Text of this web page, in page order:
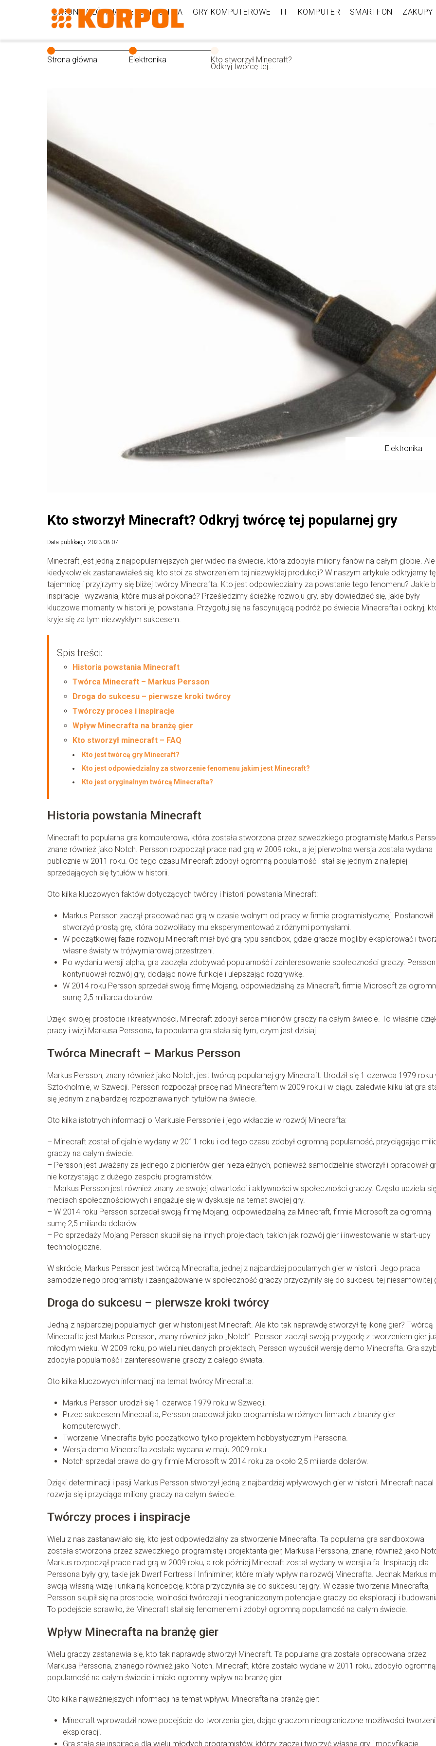
STRONA GŁÓWNA ELEKTRONIKA GRY KOMPUTEROWE IT KOMPUTER SMARTFON ZAKUPY
Strona główna Elektronika Kto stworzył Minecraft?
Odkryj twórcę tej
popularnej gry
Elektronika
Kto stworzył Minecraft? Odkryj twórcę tej popularnej gry
Data publikacji: 2023-08-07
Minecraft jest jedną z najpopularniejszych gier wideo na świecie, która zdobyła miliony fanów na całym globie.
kiedykolwiek zastanawiałeś się, kto stoi za stworzeniem tej niezwykłej produkcji? W naszym artykule odkryjemy tę
tajemnicę i przyjrzymy się bliżej twórcy Minecrafta. Kto jest odpowiedzialny za powstanie tego fenomenu? Jakie
inspiracje i wyzwania, które musiał pokonać? Prześledzimy ścieżkę rozwoju gry, aby dowiedzieć się, jakie były
kluczowe momenty w historii jej powstania. Przygotuj się na fascynującą podróż po świecie Minecrafta i odkryj,
kryje się za tym niezwykłym sukcesem.
Spis treści:
Historia powstania Minecraft
Twórca Minecraft – Markus Persson
Droga do sukcesu – pierwsze kroki twórcy
Twórczy proces i inspiracje
Wpływ Minecrafta na branżę gier
Kto stworzył minecraft – FAQ
Kto jest twórcą gry Minecraft?
Kto jest odpowiedzialny za stworzenie fenomenu jakim jest Minecraft?
Kto jest oryginalnym twórcą Minecrafta?
Historia powstania Minecraft
Minecraft to popularna gra komputerowa, która została stworzona przez szwedzkiego programistę Markus
znane również jako Notch. Persson rozpoczął prace nad grą w 2009 roku, a jej pierwotna wersja została wydana
publicznie w 2011 roku. Od tego czasu Minecraft zdobył ogromną popularność i stał się jednym z najlepiej
sprzedających się tytułów w historii.
Oto kilka kluczowych faktów dotyczących twórcy i historii powstania Minecraft:
Markus Persson zaczął pracować nad grą w czasie wolnym od pracy w firmie programistycznej. Postanowił
stworzyć prostą grę, która pozwoliłaby mu eksperymentować z różnymi pomysłami.
W początkowej fazie rozwoju Minecraft miał być grą typu sandbox, gdzie gracze mogliby eksplorować i
własne światy w trójwymiarowej przestrzeni.
Po wydaniu wersji alpha, gra zaczęła zdobywać popularność i zainteresowanie społeczności graczy. Persson
kontynuował rozwój gry, dodając nowe funkcje i ulepszając rozgrywkę.
W 2014 roku Persson sprzedał swoją firmę Mojang, odpowiedzialną za Minecraft, firmie Microsoft za
sumę 2,5 miliarda dolarów.
Dzięki swojej prostocie i kreatywności, Minecraft zdobył serca milionów graczy na całym świecie. To właśnie
pracy i wizji Markusa Perssona, ta popularna gra stała się tym, czym jest dzisiaj.
Twórca Minecraft – Markus Persson
Markus Persson, znany również jako Notch, jest twórcą popularnej gry Minecraft. Urodził się 1 czerwca 1979 roku
Sztokholmie, w Szwecji. Persson rozpoczął pracę nad Minecraftem w 2009 roku i w ciągu zaledwie kilku lat gra
się jednym z najbardziej rozpoznawalnych tytułów na świecie.
Oto kilka istotnych informacji o Markusie Perssonie i jego wkładzie w rozwój Minecrafta:
– Minecraft został oficjalnie wydany w 2011 roku i od tego czasu zdobył ogromną popularność, przyciągając
graczy na całym świecie.
– Persson jest uważany za jednego z pionierów gier niezależnych, ponieważ samodzielnie stworzył i opracował
nie korzystając z dużego zespołu programistów.
– Markus Persson jest również znany ze swojej otwartości i aktywności w społeczności graczy. Często udziela
mediach społecznościowych i angażuje się w dyskusje na temat swojej gry.
– W 2014 roku Persson sprzedał swoją firmę Mojang, odpowiedzialną za Minecraft, firmie Microsoft za ogromną
sumę 2,5 miliarda dolarów.
– Po sprzedaży Mojang Persson skupił się na innych projektach, takich jak rozwój gier i inwestowanie w start-upy
technologiczne.
W skrócie, Markus Persson jest twórcą Minecrafta, jednej z najbardziej popularnych gier w historii. Jego praca
samodzielnego programisty i zaangażowanie w społeczność graczy przyczyniły się do sukcesu tej niesamowitej
Droga do sukcesu – pierwsze kroki twórcy
Jedną z najbardziej popularnych gier w historii jest Minecraft. Ale kto tak naprawdę stworzył tę ikonę gier? Twórcą
Minecrafta jest Markus Persson, znany również jako „Notch”. Persson zaczął swoją przygodę z tworzeniem gier
młodym wieku. W 2009 roku, po wielu nieudanych projektach, Persson wypuścił wersję demo Minecrafta. Gra
zdobyła popularność i zainteresowanie graczy z całego świata.
Oto kilka kluczowych informacji na temat twórcy Minecrafta:
Markus Persson urodził się 1 czerwca 1979 roku w Szwecji.
Przed sukcesem Minecrafta, Persson pracował jako programista w różnych firmach z branży gier
komputerowych.
Tworzenie Minecrafta było początkowo tylko projektem hobbystycznym Perssona.
Wersja demo Minecrafta została wydana w maju 2009 roku.
Notch sprzedał prawa do gry firmie Microsoft w 2014 roku za około 2,5 miliarda dolarów.
Dzięki determinacji i pasji Markus Persson stworzył jedną z najbardziej wpływowych gier w historii. Minecraft nadal
rozwija się i przyciąga miliony graczy na całym świecie.
Twórczy proces i inspiracje
Wielu z nas zastanawiało się, kto jest odpowiedzialny za stworzenie Minecrafta. Ta popularna gra sandboxowa
została stworzona przez szwedzkiego programistę i projektanta gier, Markusa Perssona, znanej również jako
Markus rozpoczął prace nad grą w 2009 roku, a rok później Minecraft został wydany w wersji alfa. Inspiracją dla
Perssona były gry, takie jak Dwarf Fortress i Infiniminer, które miały wpływ na rozwój Minecrafta. Jednak Markus
swoją własną wizję i unikalną koncepcję, która przyczyniła się do sukcesu tej gry. W czasie tworzenia Minecrafta,
Persson skupił się na prostocie, wolności twórczej i nieograniczonym potencjale graczy do eksploracji i
To podejście sprawiło, że Minecraft stał się fenomenem i zdobył ogromną popularność na całym świecie.
Wpływ Minecrafta na branżę gier
Wielu graczy zastanawia się, kto tak naprawdę stworzył Minecraft. Ta popularna gra została opracowana przez
Markusa Perssona, znanego również jako Notch. Minecraft, które zostało wydane w 2011 roku, zdobyło ogromną
popularność na całym świecie i miało ogromny wpływ na branżę gier.
Oto kilka najważniejszych informacji na temat wpływu Minecrafta na branżę gier:
Minecraft wprowadził nowe podejście do tworzenia gier, dając graczom nieograniczone możliwości
eksploracji.
Gra stała się inspiracją dla wielu młodych programistów, którzy zaczęli tworzyć własne gry i modyfikacje.